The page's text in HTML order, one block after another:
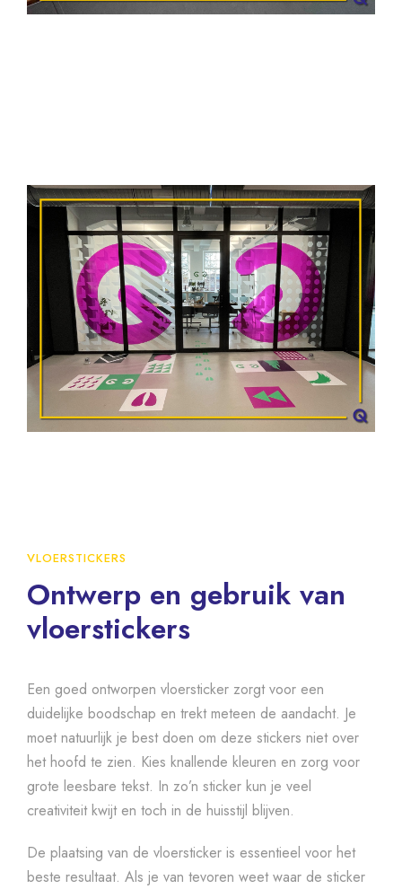
VLOERSTICKERS
Ontwerp en gebruik van
vloerstickers
Een goed ontworpen vloersticker zorgt voor een
duidelijke boodschap en trekt meteen de aandacht. Je
moet natuurlijk je best doen om deze stickers niet over
het hoofd te zien. Kies knallende kleuren en zorg voor
grote leesbare tekst. In zo’n sticker kun je veel
creativiteit kwijt en toch in de huisstijl blijven.
De plaatsing van de vloersticker is essentieel voor het
beste resultaat. Als je van tevoren weet waar de sticker